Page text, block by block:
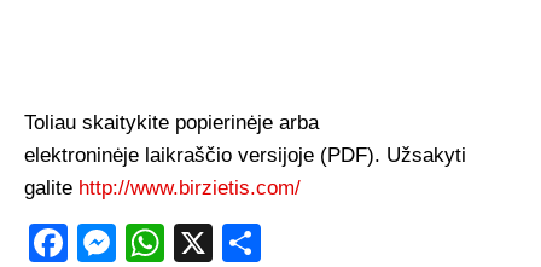
Toliau skaitykite popierinėje arba
elektroninėje laikraščio versijoje (PDF). Užsakyti
galite http://www.birzietis.com/
Facebook
Messenger
WhatsApp
X